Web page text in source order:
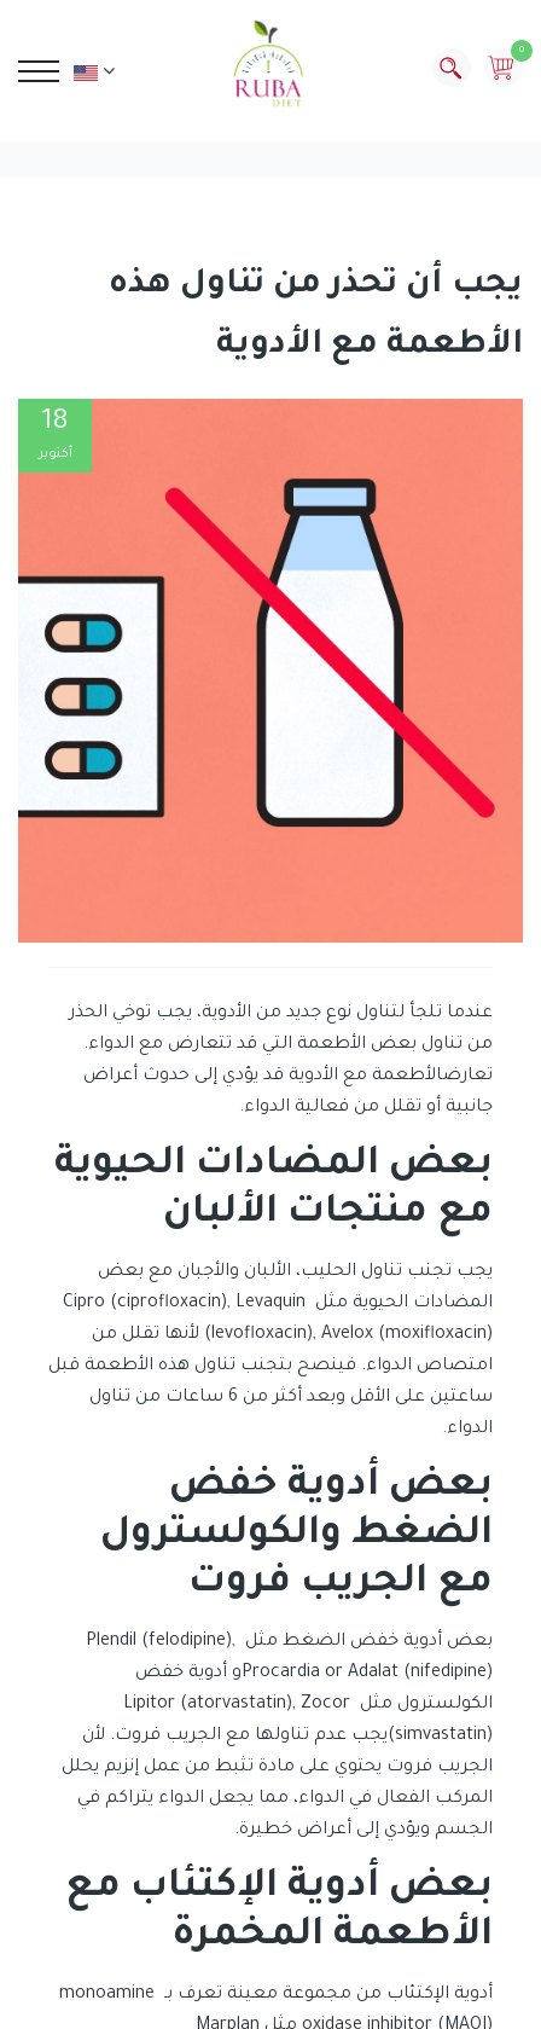
0
يجب أن تحذر من تناول هذه
الأطعمة مع الأدوية
18
أكتوبر
عندما تلجأ لتناول نوع جديد من الأدوية، يجب توخي الحذر
من تناول بعض الأطعمة التي قد تتعارض مع الدواء.
تعارضالأطعمة مع الأدوية قد يؤدي إلى حدوث أعراض
جانبية أو تقلل من فعالية الدواء.
بعض المضادات الحيوية
مع منتجات الألبان
يجب تجنب تناول الحليب، الألبان والأجبان مع بعض
المضادات الحيوية مثل Cipro (ciprofloxacin), Levaquin
(levofloxacin), Avelox (moxifloxacin) لأنها تقلل من
امتصاص الدواء. فينصح بتجنب تناول هذه الأطعمة قبل
ساعتين على الأقل وبعد أكثر من 6 ساعات من تناول
الدواء.
بعض أدوية خفض
الضغط والكولسترول
مع الجريب فروت
بعض أدوية خفض الضغط مثل Plendil (felodipine),
Procardia or Adalat (nifedipine)و أدوية خفض
الكولسترول مثل Lipitor (atorvastatin), Zocor
(simvastatin)يجب عدم تناولها مع الجريب فروت. لأن
الجريب فروت يحتوي على مادة تثبط من عمل إنزيم يحلل
المركب الفعال في الدواء، مما يجعل الدواء يتراكم في
الجسم ويؤدي إلى أعراض خطيرة.
بعض أدوية الإكتئاب مع
الأطعمة المخمرة
أدوية الإكتئاب من مجموعة معينة تعرف بـ monoamine